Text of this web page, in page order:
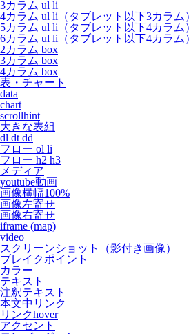
3カラム ul li
4カラム ul li（タブレット以下3カラム）
5カラム ul li（タブレット以下4カラム）
6カラム ul li（タブレット以下4カラム）
2カラム box
3カラム box
4カラム box
表・チャート
data
chart
scrollhint
大きな表組
dl dt dd
フロー ol li
フロー h2 h3
メディア
youtube動画
画像横幅100%
画像左寄せ
画像右寄せ
iframe (map)
video
スクリーンショット（影付き画像）
ブレイクポイント
カラー
テキスト
注釈テキスト
本文中リンク
リンクhover
アクセント